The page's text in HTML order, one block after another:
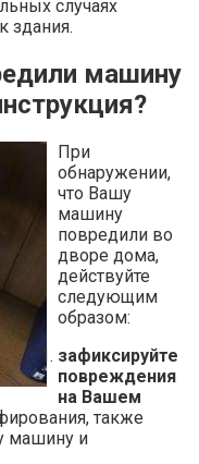
случаях
здания.
машину
При
обнаружении,
что Вашу
машину
повредили во
дворе дома,
действуйте
следующим
образом:
зафиксируйте
повреждения
на Вашем
также
машину и